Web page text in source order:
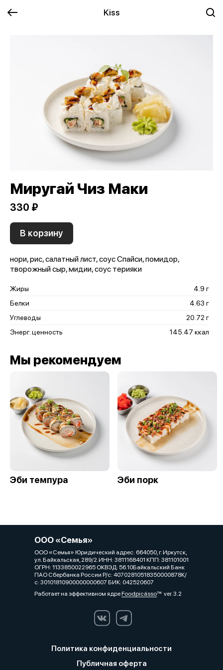
Kiss
Миругай Чиз Маки
330 ₽
В корзину
нори, рис, салатный лист, соус Спайси, помидор,
творожный сыр, мидии, соус терияки
Жиры
4.9 г
Белки
4.63 г
Углеводы
20.72 г
Энерг. ценность
145.47 ккал
Мы рекомендуем
Эби темпура Эби порк
ООО «Семья»
ООО «Семья» Юридический адрес: 664050, г. Иркутск,
ул. Байкальская, 289/2.ИНН: 3811168401 КПП: 381101001
ОГРН: 1133850022965 ОКВЭД: 56.10Байкальский Банк
ПАО Сбербанка России Р/с: 40702810518350000878К/
с: 30101810900000000607 БИК: 042520607
Работает на эффективном ядреFoodpicássover. 3.2
Политика конфиденциальности
Публичная оферта